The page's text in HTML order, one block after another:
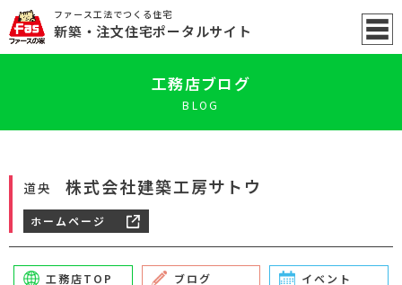
ファース工法でつくる住宅
新築 ・注文住宅ポータルサイト
工務店ブログ
BLOG
道央 株式会社建築工房サトウ
ホームページ
工務店TOP ブログ イベント